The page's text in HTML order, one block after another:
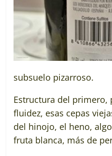
subsuelo pizarroso.
Estructura del primero,
fluidez, esas cepas
del hinojo, el heno,
fruta blanca, más de